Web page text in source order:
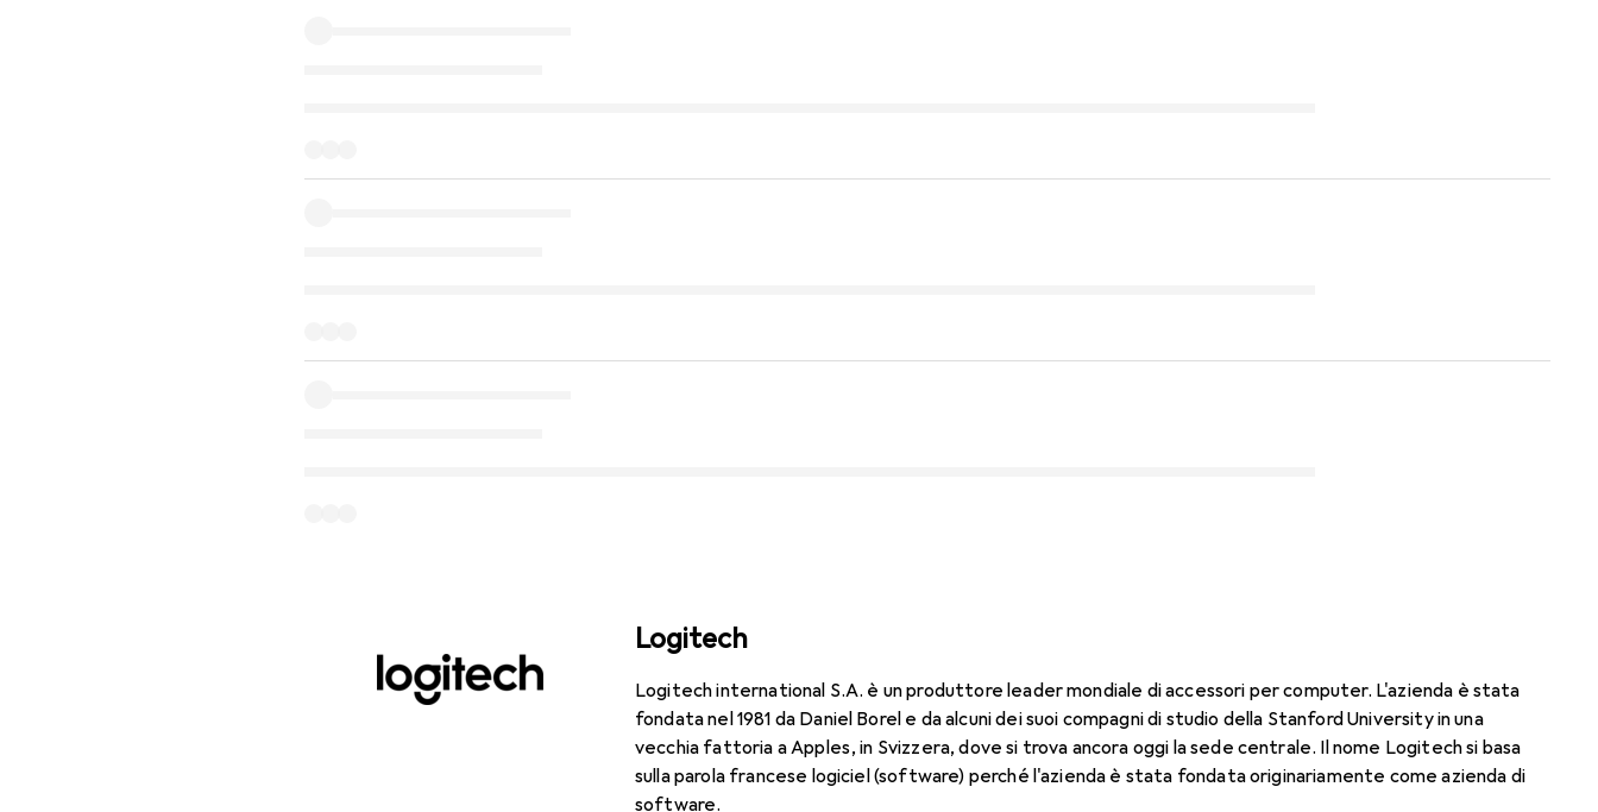
Logitech
Logitech international S.A. è un produttore leader mondiale di accessori per computer. L'azienda è stata
fondata nel 1981 da Daniel Borel e da alcuni dei suoi compagni di studio della Stanford University in una
vecchia fattoria a Apples, in Svizzera, dove si trova ancora oggi la sede centrale. Il nome Logitech si basa
sulla parola francese logiciel (software) perché l'azienda è stata fondata originariamente come azienda di
software.